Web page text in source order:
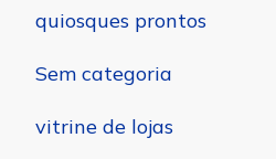
quiosques prontos
Sem categoria
vitrine de lojas